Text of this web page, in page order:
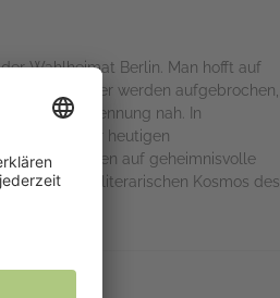
Wahlheimat Berlin. Man hofft auf
Rollenbilder werden aufgebrochen,
ist die Trennung nah. In
sich in der heutigen
deren Leben auf geheimnisvolle
in diesem literarischen Kosmos des